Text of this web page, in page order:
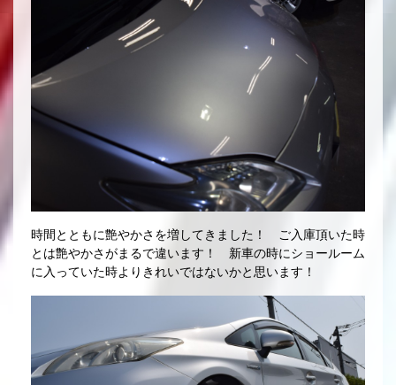
時間とともに艶やかさを増してきました！ ご入庫頂いた時
とは艶やかさがまるで違います！ 新車の時にショールーム
に入っていた時よりきれいではないかと思います！